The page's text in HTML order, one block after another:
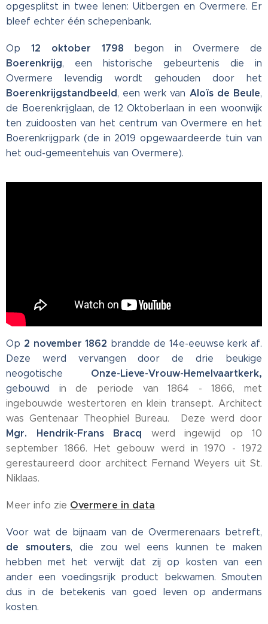
opgesplitst in twee lenen: Uitbergen en Overmere. Er
bleef echter één schepenbank.
Op 12 oktober 1798 begon in Overmere de
Boerenkrijg, een historische gebeurtenis die in
Overmere levendig wordt gehouden door het
Boerenkrijgstandbeeld, een werk van Aloïs de Beule,
de Boerenkrijglaan, de 12 Oktoberlaan in een woonwijk
ten zuidoosten van het centrum van Overmere en het
Boerenkrijgpark (de in 2019 opgewaardeerde tuin van
het oud-gemeentehuis van Overmere).
Op 2 november 1862 brandde de 14e-eeuwse kerk af.
Deze werd vervangen door de drie beukige
neogotische Onze-Lieve-Vrouw-Hemelvaartkerk,
gebouwd in de periode van 1864 - 1866, met
ingebouwde westertoren en klein transept. Architect
was Gentenaar Theophiel Bureau. Deze werd door
Mgr. Hendrik-Frans Bracq werd ingewijd op 10
september 1866. Het gebouw werd in 1970 - 1972
gerestaureerd door architect Fernand Weyers uit St.
Niklaas.
Meer info zie Overmere in data
Voor wat de bijnaam van de Overmerenaars betreft,
de smouters, die zou wel eens kunnen te maken
hebben met het verwijt dat zij op kosten van een
ander een voedingsrijk product bekwamen. Smouten
dus in de betekenis van goed leven op andermans
kosten.